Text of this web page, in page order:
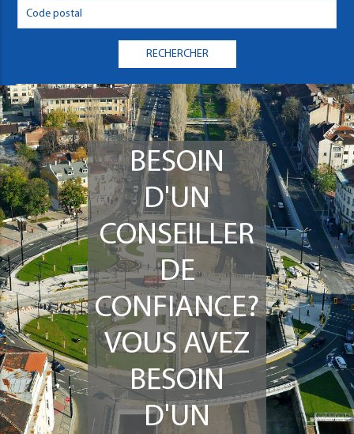
BESOIN
D'UN
CONSEILLER
DE
CONFIANCE?
VOUS AVEZ
BESOIN
D'UN